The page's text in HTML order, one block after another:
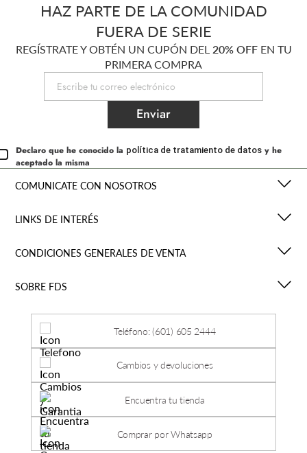
HAZ PARTE DE LA COMUNIDAD
FUERA DE SERIE
REGÍSTRATE Y OBTÉN UN CUPÓN DEL 20% OFFEN TU
PRIMERA COMPRA
Enviar
Declaro que he conocido la política de tratamiento de datos y he
aceptado la misma
COMUNICATE CON NOSOTROS
LINKS DE INTERÉS
CONDICIONES GENERALES DE VENTA
SOBRE FDS
Teléfono: (601) 605 2444
Cambios y devoluciones
Encuentra tu tienda
Comprar por Whatsapp